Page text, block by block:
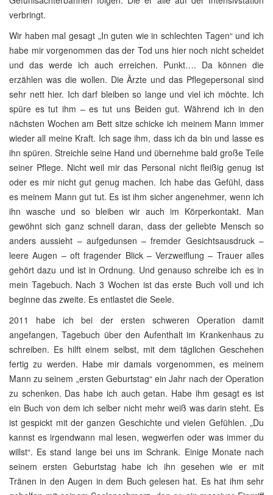
verbringt.
Wir haben mal gesagt „In guten wie in schlechten Tagen“ und ich
habe mir vorgenommen das der Tod uns hier noch nicht scheidet
und das werde ich auch erreichen. Punkt…. Da können die
erzählen was die wollen. Die Ärzte und das Pflegepersonal sind
sehr nett hier. Ich darf bleiben so lange und viel ich möchte. Ich
spüre es tut ihm – es tut uns Beiden gut. Während ich in den
nächsten Wochen am Bett sitze schicke ich meinem Mann immer
wieder all meine Kraft. Ich sage ihm, dass ich da bin und lasse es
ihn spüren. Streichle seine Hand und übernehme bald große Teile
seiner Pflege. Nicht weil mir das Personal nicht fleißig genug ist
oder es mir nicht gut genug machen. Ich habe das Gefühl, dass
es meinem Mann gut tut. Es ist ihm sicher angenehmer, wenn ich
ihn wasche und so bleiben wir auch im Körperkontakt. Man
gewöhnt sich ganz schnell daran, dass der geliebte Mensch so
anders aussieht – aufgedunsen – fremder Gesichtsausdruck –
leere Augen – oft fragender Blick – Verzweiflung – Trauer alles
gehört dazu und ist in Ordnung. Und genauso schreibe ich es in
mein Tagebuch. Nach 3 Wochen ist das erste Buch voll und ich
beginne das zweite. Es entlastet die Seele.
2011 habe ich bei der ersten schweren Operation damit
angefangen, Tagebuch über den Aufenthalt im Krankenhaus zu
schreiben. Es hilft einem selbst, mit dem täglichen Geschehen
fertig zu werden. Habe mir damals vorgenommen, es meinem
Mann zu seinem „ersten Geburtstag“ ein Jahr nach der Operation
zu schenken. Das habe ich auch getan. Habe ihm gesagt es ist
ein Buch von dem ich selber nicht mehr weiß was darin steht. Es
ist gespickt mit der ganzen Geschichte und vielen Gefühlen. „Du
kannst es irgendwann mal lesen, wegwerfen oder was immer du
willst“. Es stand lange bei uns im Schrank. Einige Monate nach
seinem ersten Geburtstag habe ich ihn gesehen wie er mit
Tränen in den Augen in dem Buch gelesen hat. Es hat ihm sehr